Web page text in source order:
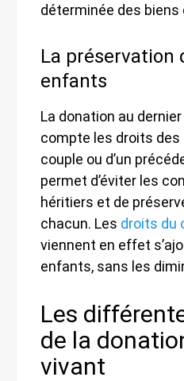
déterminée des biens
La préservation
enfants
La donation au
compte les droits
couple ou d’un
permet d’éviter les
héritiers et de
chacun. Les droits du
viennent en effet
enfants, sans les
Les
de la
vivant